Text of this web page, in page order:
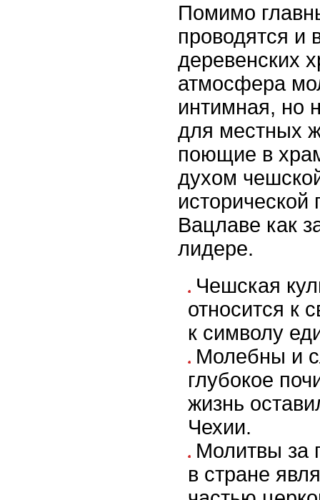
Помимо
проводятся и
деревенских
атмосфера
интимная, но
для местных
поющие в
духом
Вацлаве как
лидере.
Чешская
относится к
к символу
Молебны и
глубокое
жизнь
Чехии.
Молитвы за
в стране